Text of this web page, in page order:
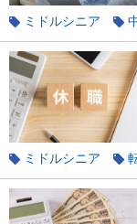
ミドルシニア
キャリアチェンジ
ミドルシニア
健康
ストレス